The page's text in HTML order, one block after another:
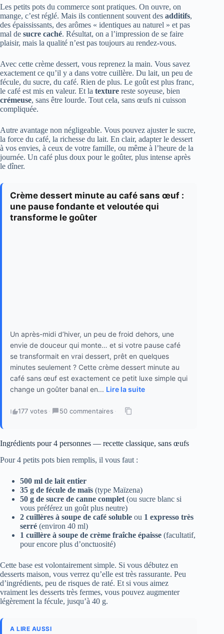
Les petits pots du commerce sont pratiques. On ouvre, on
mange, c’est réglé. Mais ils contiennent souvent des additifs,
des épaississants, des arômes « identiques au naturel » et pas
mal de sucre caché. Résultat, on a l’impression de se faire
plaisir, mais la qualité n’est pas toujours au rendez-vous.
Avec cette crème dessert, vous reprenez la main. Vous savez
exactement ce qu’il y a dans votre cuillère. Du lait, un peu de
fécule, du sucre, du café. Rien de plus. Le goût est plus franc,
le café est mis en valeur. Et la texture reste soyeuse, bien
crémeuse, sans être lourde. Tout cela, sans œufs ni cuisson
compliquée.
Autre avantage non négligeable. Vous pouvez ajuster le sucre,
la force du café, la richesse du lait. En clair, adapter le dessert
à vos envies, à ceux de votre famille, ou même à l’heure de la
journée. Un café plus doux pour le goûter, plus intense après
le dîner.
Crème dessert minute au café sans œuf :
une pause fondante et veloutée qui
transforme le goûter
Un après-midi d’hiver, un peu de froid dehors, une
envie de douceur qui monte… et si votre pause café
se transformait en vrai dessert, prêt en quelques
minutes seulement ? Cette crème dessert minute au
café sans œuf est exactement ce petit luxe simple qui
change un goûter banal en... Lire la suite
177 votes · 50 commentaires ·
Ingrédients pour 4 personnes — recette classique, sans œufs
Pour 4 petits pots bien remplis, il vous faut :
500 ml de lait entier
35 g de fécule de maïs (type Maïzena)
50 g de sucre de canne complet (ou sucre blanc si
vous préférez un goût plus neutre)
2 cuillères à soupe de café soluble ou 1 expresso très
serré (environ 40 ml)
1 cuillère à soupe de crème fraîche épaisse (facultatif,
pour encore plus d’onctuosité)
Cette base est volontairement simple. Si vous débutez en
desserts maison, vous verrez qu’elle est très rassurante. Peu
d’ingrédients, peu de risques de raté. Et si vous aimez
vraiment les desserts très fermes, vous pouvez augmenter
légèrement la fécule, jusqu’à 40 g.
A LIRE AUSSI